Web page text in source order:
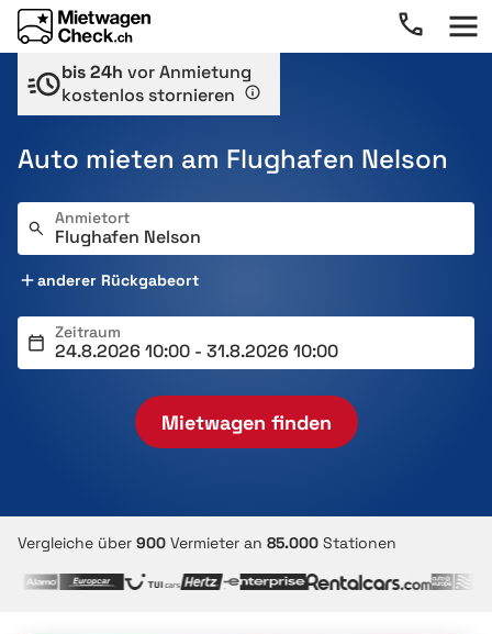
bis 24h vor Anmietung
kostenlos stornieren
Auto mieten am Flughafen Nelson
Anmietort
anderer Rückgabeort
Zeitraum
Mietwagen finden
Vergleiche über 900 Vermieter an 85.000 Stationen